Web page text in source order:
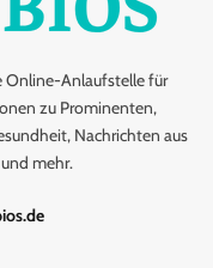
Online-Anlaufstelle für
zu Prominenten,
Nachrichten aus
mehr.